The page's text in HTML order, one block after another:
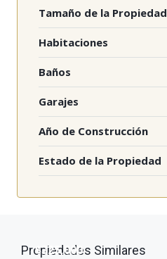
Tamaño de la Propiedad
Habitaciones
Baños
Garajes
Año de Construcción
Estado de la Propiedad
Propiedades Similares
$325,000